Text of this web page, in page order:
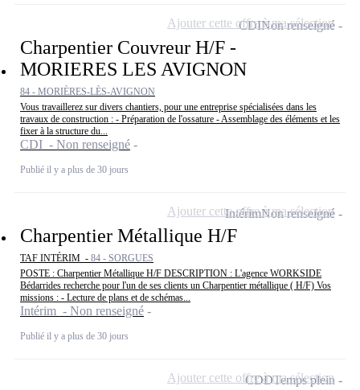
Charpentier Couvreur H/F -
MORIERES LES AVIGNON
84 - MORIÈRES-LÈS-AVIGNON
Vous travaillerez sur divers chantiers, pour une entreprise spécialisées dans les
travaux de construction : - Préparation de l'ossature - Assemblage des éléments et les
fixer à la structure du...
CDI - Non renseigné
Publié il y a plus de 30 jours
CDINon renseigné
Ajouter cette offre à ma sélection
Charpentier Métallique H/F
TAF INTÉRIM - 84 - SORGUES
POSTE : Charpentier Métallique H/F DESCRIPTION : L'agence WORKSIDE
Bédarrides recherche pour l'un de ses clients un Charpentier métallique ( H/F) Vos
missions : - Lecture de plans et de schémas...
Intérim - Non renseigné
Publié il y a plus de 30 jours
IntérimNon renseigné
Ajouter cette offre à ma sélection
CDDTemps plein
Ajouter cette offre à ma sélection